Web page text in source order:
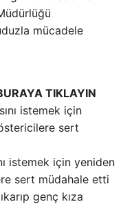
mücadele
TIKLAYIN
istemek için yeniden
sert müdahale etti